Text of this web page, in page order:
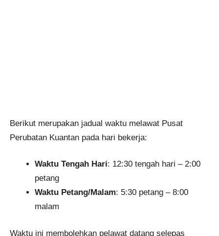
Berikut merupakan jadual waktu melawat Pusat
Perubatan Kuantan pada hari bekerja:
Waktu Tengah Hari: 12:30 tengah hari – 2:00
petang
Waktu Petang/Malam: 5:30 petang – 8:00
malam
Waktu ini membolehkan pelawat datang selepas